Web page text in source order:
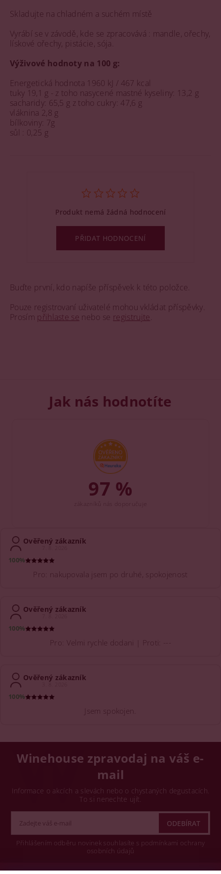
Skladujte na chladném a suchém místě
Vyrábí se v závodě, kde se zpracovává : mandle, ořechy,
lískové ořechy, pistácie, sója.
Výživové hodnoty na 100 g:
Energetická hodnota 1960 kJ / 467 kcal
tuky 19,1 g - z toho nasycené mastné kyseliny: 13,2 g
sacharidy: 65,5 g z toho cukry: 47,6 g
vláknina 2,8 g
bílkoviny: 7g
sůl : 0,25 g
Buďte první, kdo napíše příspěvek k této položce.
Pouze registrovaní uživatelé mohou vkládat příspěvky.
Prosím přihlaste se nebo se registrujte
Produkt nemá žádná hodnocení
PŘIDAT HODNOCENÍ
Jak nás hodnotíte
97 %
Ověřený zákazník
7. 8. 2026
100%
Pro: nakupovala jsem po druhé, spokojenost
Ověřený zákazník
7. 8. 2026
100%
Pro: Velmi rychle dodani | Proti: ---
Ověřený zákazník
3. 8. 2026
100%
Jsem spokojen.
Winehouse zpravodaj na váš e-
mail
Informace o akcích a slevách nebo o chystaných degustacích.
To si nenechte ujít.
Přihlášením odběru novinek souhlasíte s podmínkami ochrany
osobních údajů